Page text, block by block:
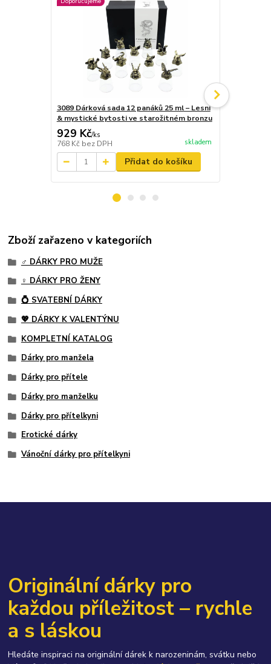
3089 Dárková sada 12 panáků 25 ml – Lesní
& mystické bytosti ve starožitném bronzu
929 Kč/ks
768 Kč bez DPH skladem
Přidat do košíku
Zboží zařazeno v kategoriích
♂️ DÁRKY PRO MUŽE
♀️ DÁRKY PRO ŽENY
💍 SVATEBNÍ DÁRKY
💖 DÁRKY K VALENTÝNU
KOMPLETNÍ KATALOG
Dárky pro manžela
Dárky pro přítele
Dárky pro manželku
Dárky pro přítelkyni
Erotické dárky
Vánoční dárky pro přítelkyni
Originální dárky pro
každou příležitost – rychle
a s láskou
Hledáte inspiraci na originální dárek k narozeninám, svátku nebo